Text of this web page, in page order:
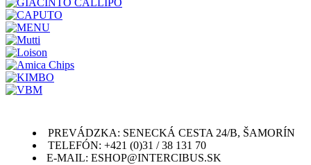
PREVÁDZKA: SENECKÁ CESTA 24/B, ŠAMORÍN
TELEFÓN: +421 (0)31 / 38 131 70
E-MAIL: ESHOP@INTERCIBUS.SK